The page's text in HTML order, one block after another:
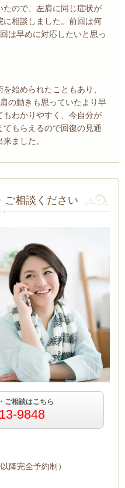
たので、左肩に同じ症状が
に相談しました。前回は何
は早めに対応したいと思っ
始められたこともあり、
の動きも思っていたより早
もわかりやすく、今自分が
もらえるので回復の見通
ました。
ご相談ください
ご相談はこちら
9848
降完全予約制）